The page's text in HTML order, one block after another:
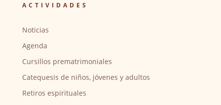
ACTIVIDADES
Noticias
Agenda
Cursillos prematrimoniales
Catequesis de niños, jóvenes y adultos
Retiros espirituales